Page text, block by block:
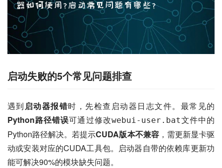
启动失败的5个常见问题排查
遇到 启动器报错时，先检查启动器日志文件。最常见的
Python路径错误可通过修改webui-user.bat文件中的
Python路径解决。若提示CUDA版本不兼容，需更新显卡驱
动或安装对应的CUDA工具包。启动器自带的依赖库更新功
能可解决90%的模块缺失问题。